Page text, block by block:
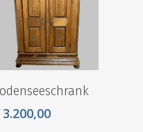
3.200,00